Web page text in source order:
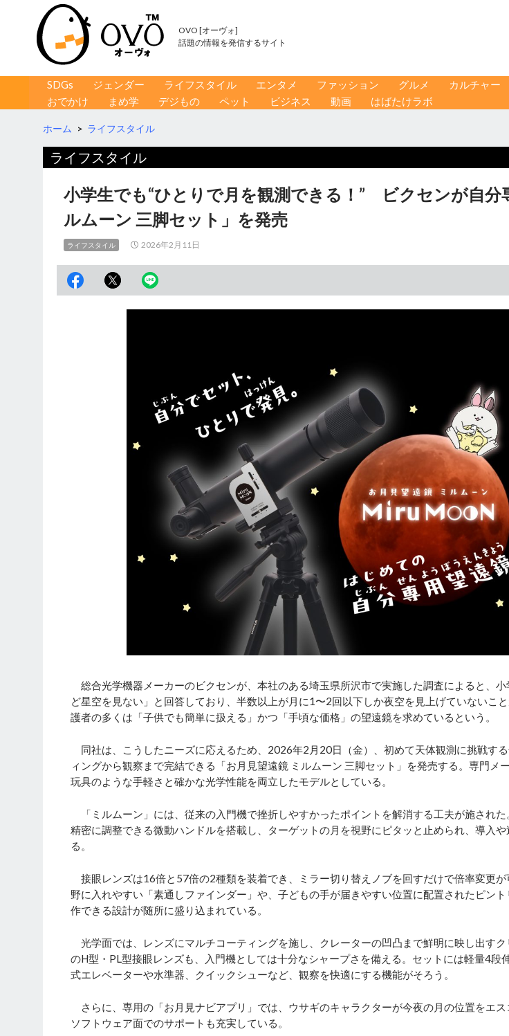
OVO [オーヴォ]
話題の情報を発信するサイト
コンテンツへ移動
SDGs ジェンダー ライフスタイル エンタメ ファッション グルメ カルチャー
おでかけ
まめ学 デジもの ペット ビジネス 動画 はばたけラボ
ホーム > ライフスタイル
ライフスタイル
小学生でも“ひとりで月を観測できる！” ビクセンが自分
ルムーン 三脚セット」を発売
ライフスタイル 2026年2月11日
総合光学機器メーカーのビクセンが、本社のある埼玉県所沢市で実施した調査によると、
ど星空を見ない」と回答しており、半数以上が月に1〜2回以下しか夜空を見上げていないこ
護者の多くは「子供でも簡単に扱える」かつ「手頃な価格」の望遠鏡を求めているという。
同社は、こうしたニーズに応えるため、2026年2月20日（金）、初めて天体観測に挑戦す
ィングから観察まで完結できる「お月見望遠鏡 ミルムーン 三脚セット」を発売する。専門メ
玩具のような手軽さと確かな光学性能を両立したモデルとしている。
「ミルムーン」には、従来の入門機で挫折しやすかったポイントを解消する工夫が施され
精密に調整できる微動ハンドルを搭載し、ターゲットの月を視野にピタッと止められ、導入や
る。
接眼レンズは16倍と57倍の2種類を装着でき、ミラー切り替えノブを回すだけで倍率変更が
野に入れやすい「素通しファインダー」や、子どもの手が届きやすい位置に配置されたピン
作できる設計が随所に盛り込まれている。
光学面では、レンズにマルチコーティングを施し、クレーターの凹凸まで鮮明に映し出す
のH型・PL型接眼レンズも、入門機としては十分なシャープさを備える。セットには軽量4段
式エレベーターや水準器、クイックシューなど、観察を快適にする機能がそろう。
さらに、専用の「お月見ナビアプリ」では、ウサギのキャラクターが今夜の月の位置をエス
ソフトウェア面でのサポートも充実している。